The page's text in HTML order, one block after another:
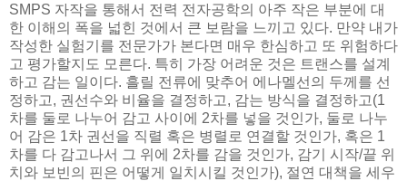
SMPS 자작을 통해서 전력 전자공학의 아주 작은 부분에 대
한 이해의 폭을 넓힌 것에서 큰 보람을 느끼고 있다. 만약 내가
작성한 실험기를 전문가가 본다면 매우 한심하고 또 위험하다
고 평가할지도 모른다. 특히 가장 어려운 것은 트랜스를 설계
하고 감는 일이다. 흘릴 전류에 맞추어 에나멜선의 두께를 선
정하고, 권선수와 비율을 결정하고, 감는 방식을 결정하고(1
차를 둘로 나누어 감고 사이에 2차를 넣을 것인가, 둘로 나누
어 감은 1차 권선을 직렬 혹은 병렬로 연결할 것인가, 혹은 1
차를 다 감고나서 그 위에 2차를 감을 것인가, 감기 시작/끝 위
치와 보빈의 핀은 어떻게 일치시킬 것인가), 절연 대책을 세우